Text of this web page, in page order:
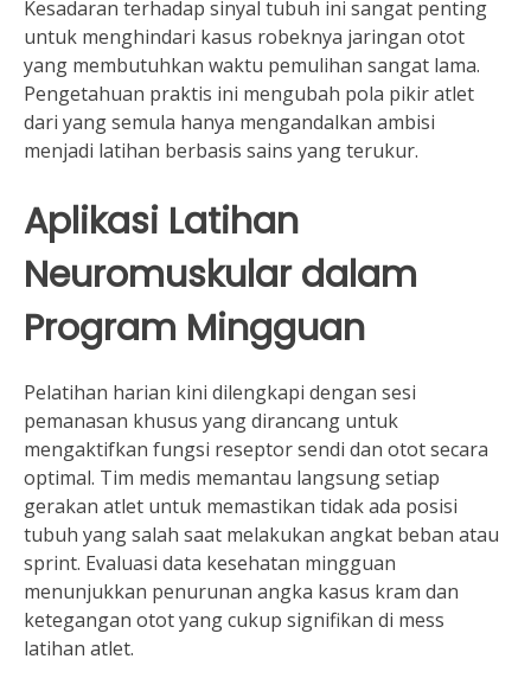
Kesadaran terhadap sinyal tubuh ini sangat penting
untuk menghindari kasus robeknya jaringan otot
yang membutuhkan waktu pemulihan sangat lama.
Pengetahuan praktis ini mengubah pola pikir atlet
dari yang semula hanya mengandalkan ambisi
menjadi latihan berbasis sains yang terukur.
Aplikasi Latihan
Neuromuskular dalam
Program Mingguan
Pelatihan harian kini dilengkapi dengan sesi
pemanasan khusus yang dirancang untuk
mengaktifkan fungsi reseptor sendi dan otot secara
optimal. Tim medis memantau langsung setiap
gerakan atlet untuk memastikan tidak ada posisi
tubuh yang salah saat melakukan angkat beban atau
sprint. Evaluasi data kesehatan mingguan
menunjukkan penurunan angka kasus kram dan
ketegangan otot yang cukup signifikan di mess
latihan atlet.